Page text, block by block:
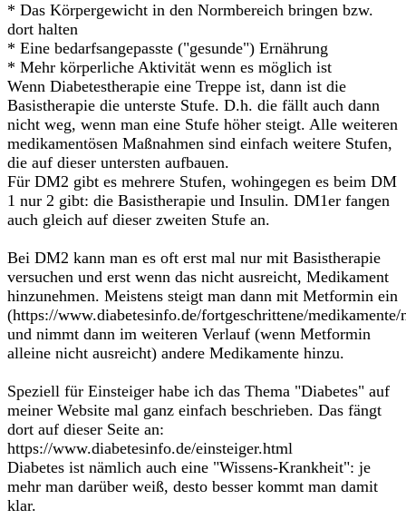
* Das Körpergewicht in den Normbereich bringen bzw.
dort halten
* Eine bedarfsangepasste ("gesunde") Ernährung
* Mehr körperliche Aktivität wenn es möglich ist
Wenn Diabetestherapie eine Treppe ist, dann ist die
Basistherapie die unterste Stufe. D.h. die fällt auch dann
nicht weg, wenn man eine Stufe höher steigt. Alle weiteren
medikamentösen Maßnahmen sind einfach weitere Stufen,
die auf dieser untersten aufbauen.
Für DM2 gibt es mehrere Stufen, wohingegen es beim DM
1 nur 2 gibt: die Basistherapie und Insulin. DM1er fangen
auch gleich auf dieser zweiten Stufe an.
Bei DM2 kann man es oft erst mal nur mit Basistherapie
versuchen und erst wenn das nicht ausreicht, Medikament
hinzunehmen. Meistens steigt man dann mit Metformin ein
(https://www.diabetesinfo.de/fortgeschrittene/
und nimmt dann im weiteren Verlauf (wenn Metformin
alleine nicht ausreicht) andere Medikamente hinzu.
Speziell für Einsteiger habe ich das Thema "Diabetes" auf
meiner Website mal ganz einfach beschrieben. Das fängt
dort auf dieser Seite an:
https://www.diabetesinfo.de/einsteiger.html
Diabetes ist nämlich auch eine "Wissens-Krankheit": je
mehr man darüber weiß, desto besser kommt man damit
klar.